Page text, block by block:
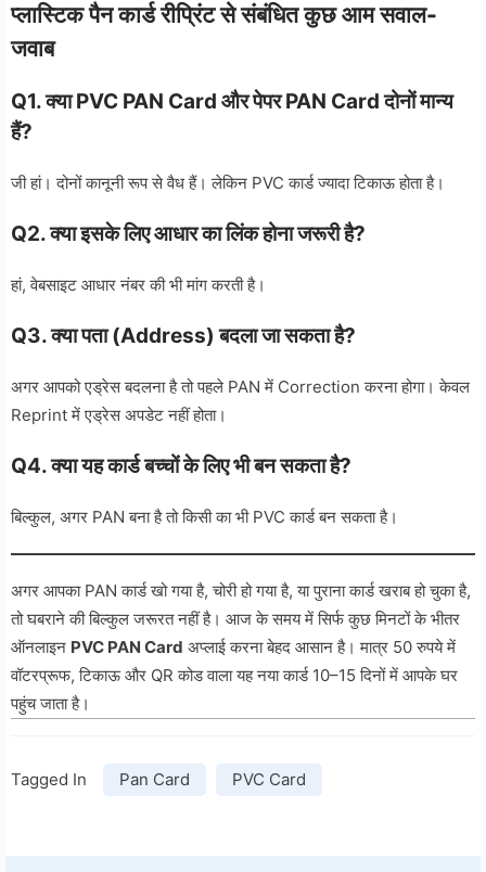
प्लास्टिक पैन कार्ड रीप्रिंट से संबंधित कुछ आम सवाल-
जवाब
Q1. क्या PVC PAN Card और पेपर PAN Card दोनों मान्य
हैं?
जी हां। दोनों कानूनी रूप से वैध हैं। लेकिन PVC कार्ड ज्यादा टिकाऊ होता है।
Q2. क्या इसके लिए आधार का लिंक होना जरूरी है?
हां, वेबसाइट आधार नंबर की भी मांग करती है।
Q3. क्या पता (Address) बदला जा सकता है?
अगर आपको एड्रेस बदलना है तो पहले PAN में Correction करना होगा। केवल
Reprint में एड्रेस अपडेट नहीं होता।
Q4. क्या यह कार्ड बच्चों के लिए भी बन सकता है?
बिल्कुल, अगर PAN बना है तो किसी का भी PVC कार्ड बन सकता है।
अगर आपका PAN कार्ड खो गया है, चोरी हो गया है, या पुराना कार्ड खराब हो चुका है,
तो घबराने की बिल्कुल जरूरत नहीं है। आज के समय में सिर्फ कुछ मिनटों के भीतर
ऑनलाइन PVC PAN Card अप्लाई करना बेहद आसान है। मात्र 50 रुपये में
वॉटरप्रूफ, टिकाऊ और QR कोड वाला यह नया कार्ड 10–15 दिनों में आपके घर
पहुंच जाता है।
Tagged In Pan Card PVC Card